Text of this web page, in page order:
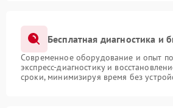
Бесплатная диагностика и
Современное оборудование и опыт
экспресс-диагностику и
сроки, минимизируя время без